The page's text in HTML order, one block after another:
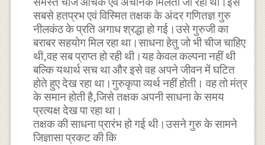
सबसे हतप्रभ एवं विस्मित तक्षक के अंदर गणितज्ञ गुरु
नीलकंठ के प्रति अगाध श्रद्धा हो गई।उसे गुरुजी का
बराबर सहयोग मिल रहा था।साधना हेतु जो भी चीज चाहिए
थी,वह सब प्राप्त हो रही थी।यह केवल कल्पना नहीं थी
बल्कि यथार्थ सच था और इसे वह अपने जीवन में घटित
होते हुए देख रहा था।गुरुकृपा व्यर्थ नहीं होती। वह तो मंत्र
के समान होती है,जिसे तक्षक अपनी साधना के समय
प्रत्यक्ष देख पा रहा था।
तक्षक की साधना प्रारंभ हो गई थी।उसने गुरु के सामने
जिज्ञासा प्रकट की कि